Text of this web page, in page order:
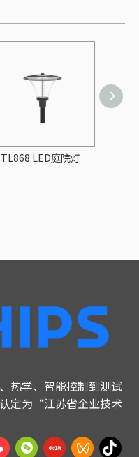
LED庭院灯
热学、智能控制到测试
定为“江苏省企业技术